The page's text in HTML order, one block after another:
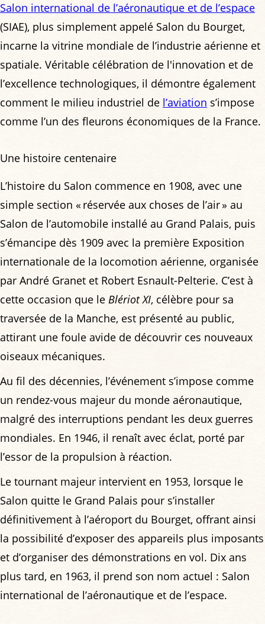
Salon international de l’aéronautique et de l’espace
(SIAE), plus simplement appelé Salon du Bourget,
incarne la vitrine mondiale de l’industrie aérienne et
spatiale. Véritable célébration de l'innovation et de
l’excellence technologiques, il démontre également
comment le milieu industriel de l’aviation s’impose
comme l’un des fleurons économiques de la France.
Une histoire centenaire
L’histoire du Salon commence en 1908, avec une
simple section « réservée aux choses de l’air » au
Salon de l’automobile installé au Grand Palais, puis
s’émancipe dès 1909 avec la première Exposition
internationale de la locomotion aérienne, organisée
par André Granet et Robert Esnault-Pelterie. C’est à
cette occasion que le Blériot XI, célèbre pour sa
traversée de la Manche, est présenté au public,
attirant une foule avide de découvrir ces nouveaux
oiseaux mécaniques.
Au fil des décennies, l’événement s’impose comme
un rendez-vous majeur du monde aéronautique,
malgré des interruptions pendant les deux guerres
mondiales. En 1946, il renaît avec éclat, porté par
l’essor de la propulsion à réaction.
Le tournant majeur intervient en 1953, lorsque le
Salon quitte le Grand Palais pour s’installer
définitivement à l’aéroport du Bourget, offrant ainsi
la possibilité d’exposer des appareils plus imposants
et d’organiser des démonstrations en vol. Dix ans
plus tard, en 1963, il prend son nom actuel : Salon
international de l’aéronautique et de l’espace.